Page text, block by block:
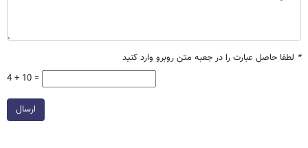
* لطفا حاصل عبارت را در جعبه متن روبرو وارد کنید
4 + 10 =
ارسال